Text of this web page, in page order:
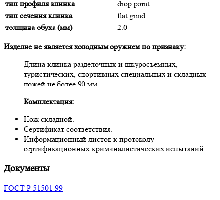
тип профиля клинка
drop point
тип сечения клинка
flat grind
толщина обуха (мм)
2.0
Изделие не является холодным оружием по признаку:
Длина клинка разделочных и шкуросъемных,
туристических, спортивных специальных и складных
ножей не более 90 мм.
Комплектация:
Нож складной.
Сертификат соответствия.
Информационный листок к протоколу
сертификационных криминалистических испытаний.
Документы
ГОСТ Р 51501-99